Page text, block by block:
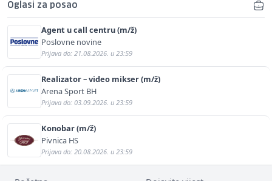
Oglasi za posao
Agent u call centru (m/ž)
Poslovne novine
Prijava do: 21.08.2026. u 23:59
Realizator – video mikser (m/ž)
Arena Sport BH
Prijava do: 03.09.2026. u 23:59
Konobar (m/ž)
Pivnica HS
Prijava do: 20.08.2026. u 23:59